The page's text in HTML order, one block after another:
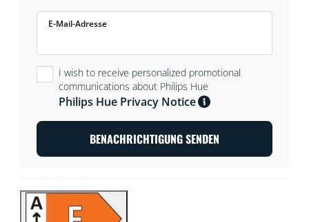
E-Mail-Adresse
I wish to receive personalized promotional
communications about Philips Hue
Philips Hue Privacy Notice
BENACHRICHTIGUNG SENDEN